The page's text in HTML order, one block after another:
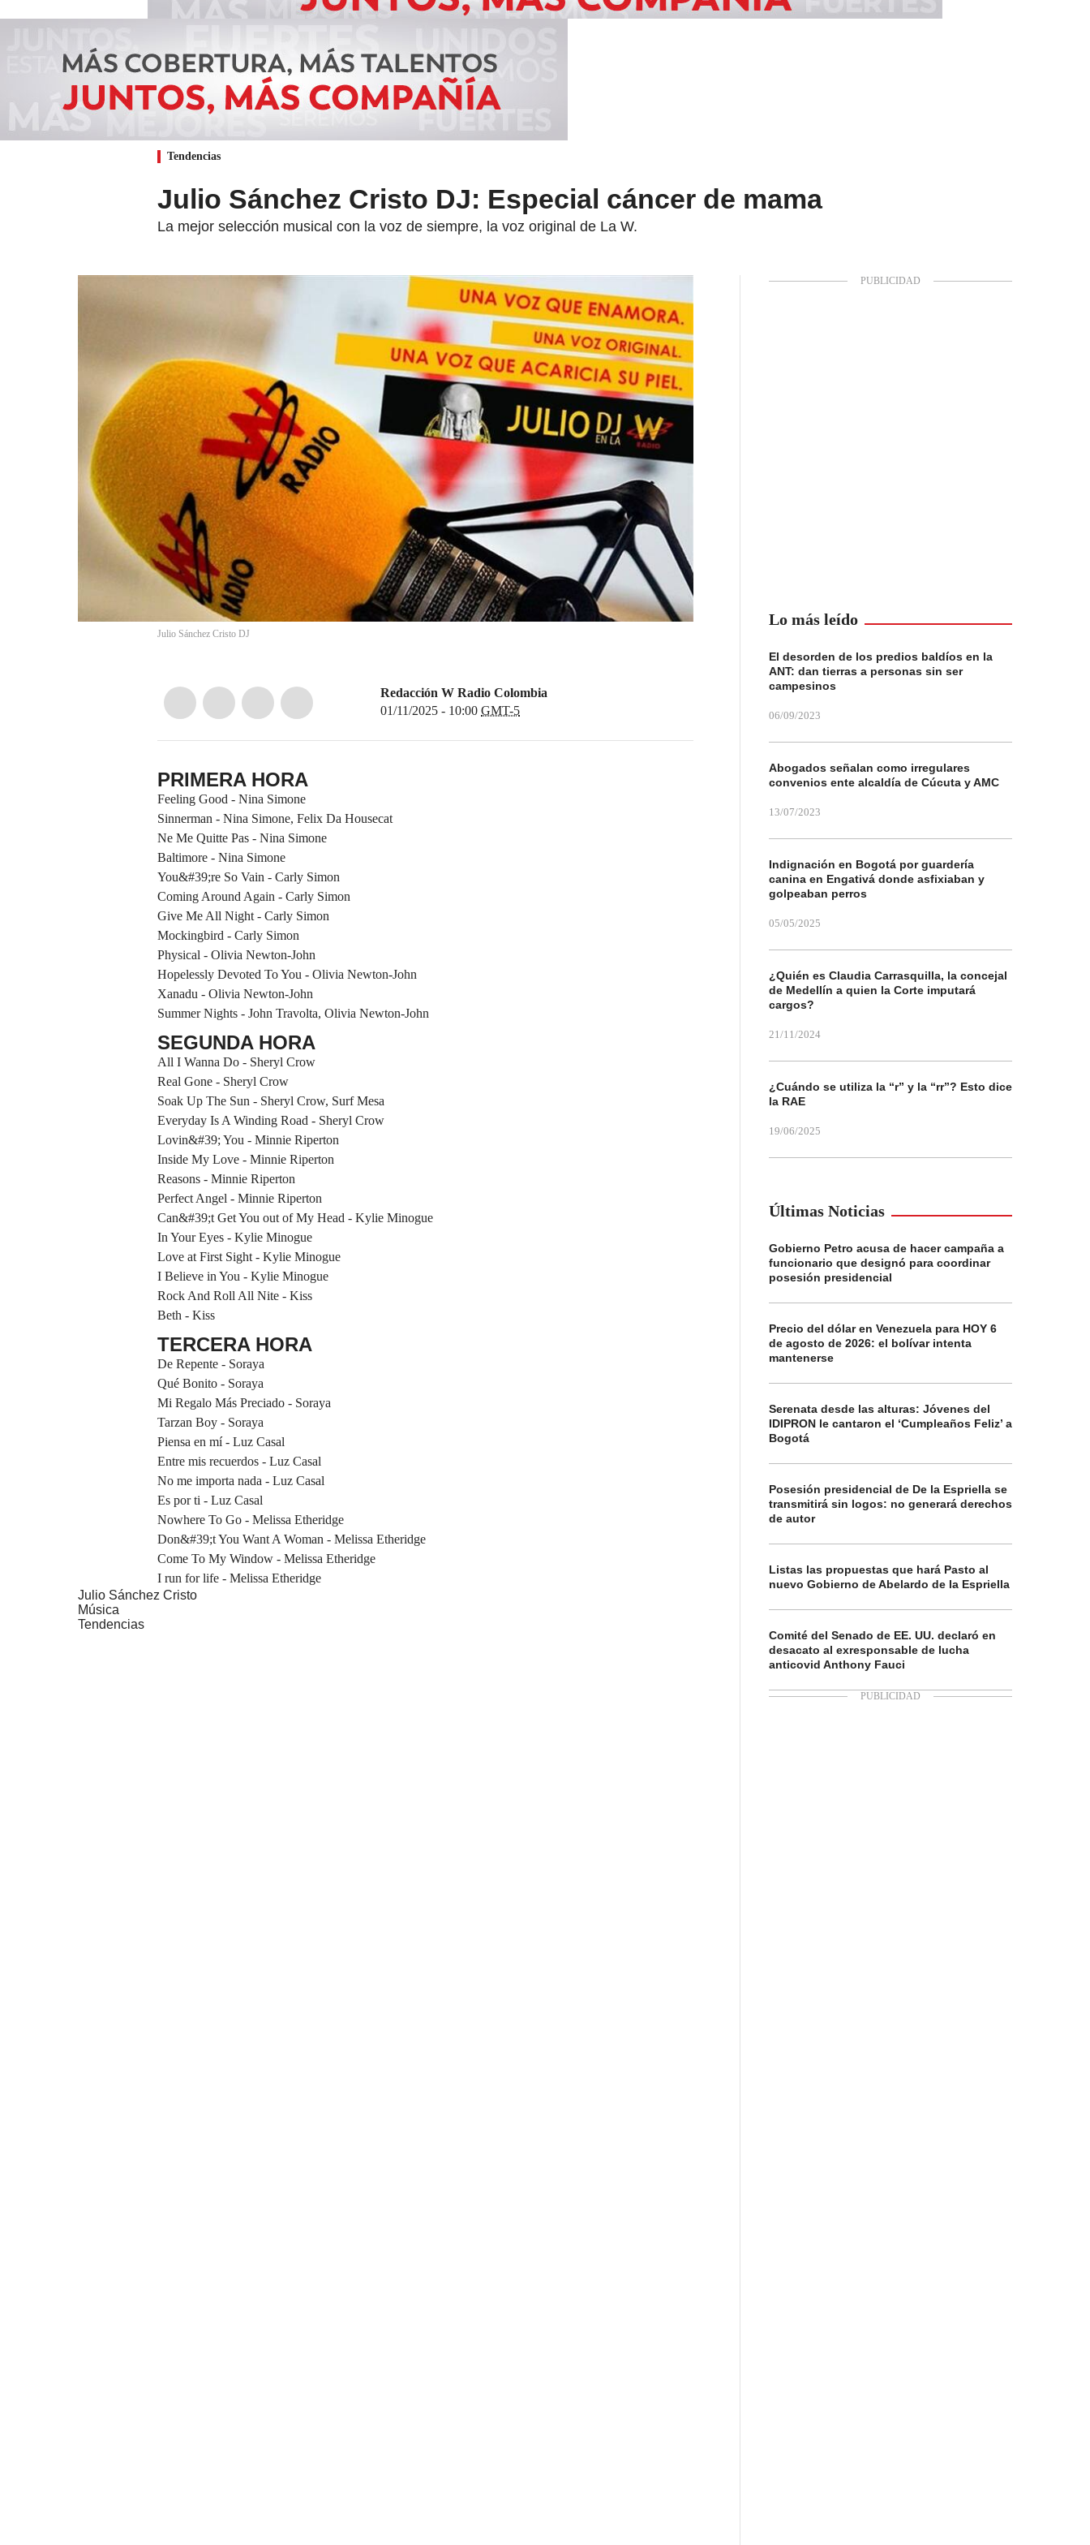
Tendencias
Julio Sánchez Cristo DJ: Especial cáncer de mama
La mejor selección musical con la voz de siempre, la voz original de La W.
Julio Sánchez Cristo DJ
Redacción W Radio Colombia
01/11/2025 - 10:00 GMT-5
PRIMERA HORA
Feeling Good - Nina Simone
Sinnerman - Nina Simone, Felix Da Housecat
Ne Me Quitte Pas - Nina Simone
Baltimore - Nina Simone
You&#39;re So Vain - Carly Simon
Coming Around Again - Carly Simon
Give Me All Night - Carly Simon
Mockingbird - Carly Simon
Physical - Olivia Newton-John
Hopelessly Devoted To You - Olivia Newton-John
Xanadu - Olivia Newton-John
Summer Nights - John Travolta, Olivia Newton-John
SEGUNDA HORA
All I Wanna Do - Sheryl Crow
Real Gone - Sheryl Crow
Soak Up The Sun - Sheryl Crow, Surf Mesa
Everyday Is A Winding Road - Sheryl Crow
Lovin&#39; You - Minnie Riperton
Inside My Love - Minnie Riperton
Reasons - Minnie Riperton
Perfect Angel - Minnie Riperton
Can&#39;t Get You out of My Head - Kylie Minogue
In Your Eyes - Kylie Minogue
Love at First Sight - Kylie Minogue
I Believe in You - Kylie Minogue
Rock And Roll All Nite - Kiss
Beth - Kiss
TERCERA HORA
De Repente - Soraya
Qué Bonito - Soraya
Mi Regalo Más Preciado - Soraya
Tarzan Boy - Soraya
Piensa en mí - Luz Casal
Entre mis recuerdos - Luz Casal
No me importa nada - Luz Casal
Es por ti - Luz Casal
Nowhere To Go - Melissa Etheridge
Don&#39;t You Want A Woman - Melissa Etheridge
Come To My Window - Melissa Etheridge
I run for life - Melissa Etheridge
Julio Sánchez Cristo
Música
Tendencias
Lo más leído
El desorden de los predios baldíos en la
ANT: dan tierras a personas sin ser
campesinos
06/09/2023
Abogados señalan como irregulares
convenios ente alcaldía de Cúcuta y AMC
13/07/2023
Indignación en Bogotá por guardería
canina en Engativá donde asfixiaban y
golpeaban perros
05/05/2025
¿Quién es Claudia Carrasquilla, la concejal
de Medellín a quien la Corte imputará
cargos?
21/11/2024
¿Cuándo se utiliza la “r” y la “rr”? Esto dice
la RAE
19/06/2025
Últimas Noticias
Gobierno Petro acusa de hacer campaña a
funcionario que designó para coordinar
posesión presidencial
Precio del dólar en Venezuela para HOY 6
de agosto de 2026: el bolívar intenta
mantenerse
Serenata desde las alturas: Jóvenes del
IDIPRON le cantaron el ‘Cumpleaños Feliz’ a
Bogotá
Posesión presidencial de De la Espriella se
transmitirá sin logos: no generará derechos
de autor
Listas las propuestas que hará Pasto al
nuevo Gobierno de Abelardo de la Espriella
Comité del Senado de EE. UU. declaró en
desacato al exresponsable de lucha
anticovid Anthony Fauci